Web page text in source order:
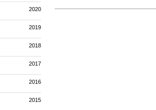
2020
2019
2018
2017
2016
2015